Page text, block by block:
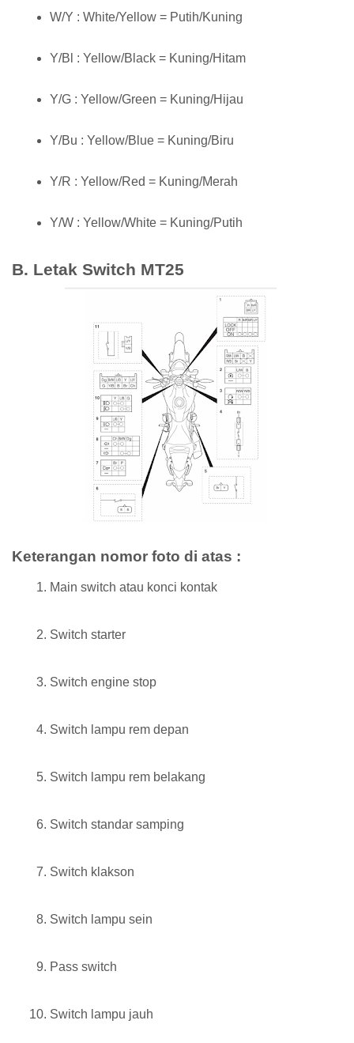
W/Y : White/Yellow = Putih/Kuning
Y/Bl : Yellow/Black = Kuning/Hitam
Y/G : Yellow/Green = Kuning/Hijau
Y/Bu : Yellow/Blue = Kuning/Biru
Y/R : Yellow/Red = Kuning/Merah
Y/W : Yellow/White = Kuning/Putih
B. Letak Switch MT25
Keterangan nomor foto di atas :
Main switch atau konci kontak
Switch starter
Switch engine stop
Switch lampu rem depan
Switch lampu rem belakang
Switch standar samping
Switch klakson
Switch lampu sein
Pass switch
Switch lampu jauh